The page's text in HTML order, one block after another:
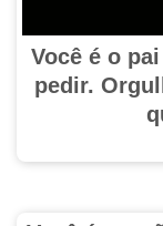
Você é o
pedir.